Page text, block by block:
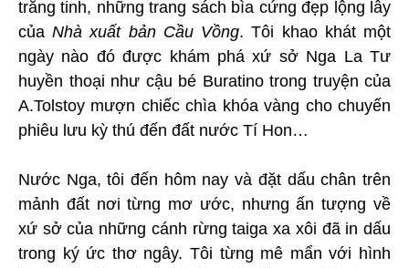
trắng tinh, những trang sách bìa cứng đẹp lộng lẫy
củaNhà xuất bản Cầu Vồng. Tôi khao khát một
ngày nào đó được khám phá xứ sở Nga La Tư
huyền thoại như cậu bé Buratino trong truyện của
A.Tolstoy mượn chiếc chìa khóa vàng cho chuyến
phiêu lưu kỳ thú đến đất nước Tí Hon…
Nước Nga, tôi đến hôm nay và đặt dấu chân trên
mảnh đất nơi từng mơ ước, nhưng ấn tượng về
xứ sở của những cánh rừng taiga xa xôi đã in dấu
trong ký ức thơ ngây. Tôi từng mê mẩn với hình